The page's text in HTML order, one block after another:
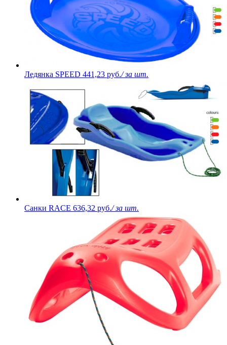
Ледянка SPEED 441,23 руб./ за шт.
Санки RACE 636,32 руб./ за шт.